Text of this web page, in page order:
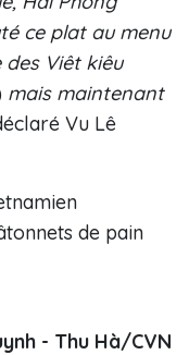
ce plat au menu
Viêt kiêu
mais maintenant
Vu Lê
de pain
- Thu Hà/CVN